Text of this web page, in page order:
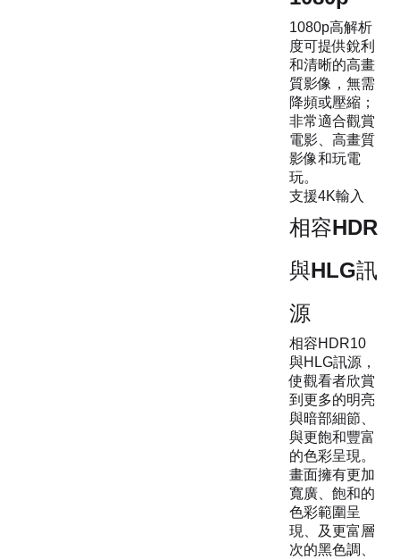
1080p高解析
度可提供銳利
和清晰的高畫
質影像，無需
降頻或壓縮；
非常適合觀賞
電影、高畫質
影像和玩電
玩。
支援4K輸入
相容HDR
與HLG訊
源
相容HDR10
與HLG訊源，
使觀看者欣賞
到更多的明亮
與暗部細節、
與更飽和豐富
的色彩呈現。
畫面擁有更加
寬廣、飽和的
色彩範圍呈
現、及更富層
次的黑色調、